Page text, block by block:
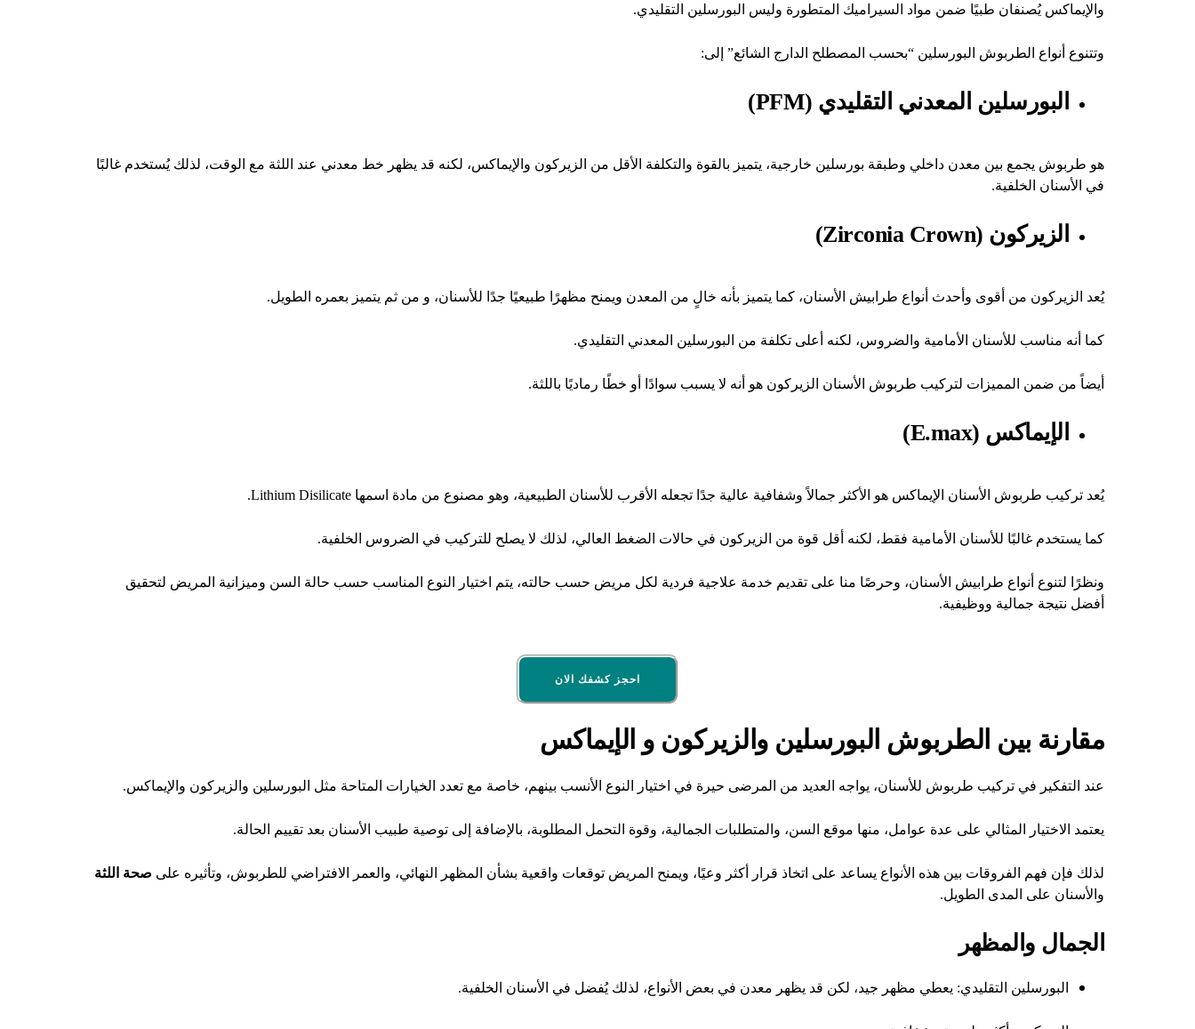
والإيماكس يُصنفان طبيًا ضمن مواد السيراميك المتطورة وليس البورسلين التقليدي.
وتتنوع أنواع الطربوش البورسلين “بحسب المصطلح الدارج الشائع” إلى:
البورسلين المعدني التقليدي (PFM)
هو طربوش يجمع بين معدن داخلي وطبقة بورسلين خارجية، يتميز بالقوة والتكلفة الأقل من الزيركون والإيماكس، لكنه قد يظهر خط معدني عند اللثة مع الوقت، لذلك يُستخدم غالبًا
في الأسنان الخلفية.
الزيركون (Zirconia Crown)
يُعد الزيركون من أقوى وأحدث أنواع طرابيش الأسنان، كما يتميز بأنه خالٍ من المعدن ويمنح مظهرًا طبيعيًا جدًا للأسنان، و من ثم يتميز بعمره الطويل.
كما أنه مناسب للأسنان الأمامية والضروس، لكنه أعلى تكلفة من البورسلين المعدني التقليدي.
أيضاً من ضمن المميزات لتركيب طربوش الأسنان الزيركون هو أنه لا يسبب سوادًا أو خطًا رماديًا باللثة.
الإيماكس (E.max)
يُعد تركيب طربوش الأسنان الإيماكس هو الأكثر جمالاً وشفافية عالية جدًا تجعله الأقرب للأسنان الطبيعية، وهو مصنوع من مادة اسمها Lithium Disilicate.
كما يستخدم غالبًا للأسنان الأمامية فقط، لكنه أقل قوة من الزيركون في حالات الضغط العالي، لذلك لا يصلح للتركيب في الضروس الخلفية.
ونظرًا لتنوع أنواع طرابيش الأسنان، وحرصًا منا على تقديم خدمة علاجية فردية لكل مريض حسب حالته، يتم اختيار النوع المناسب حسب حالة السن وميزانية المريض لتحقيق
أفضل نتيجة جمالية ووظيفية.
احجز كشفك الان
مقارنة بين الطربوش البورسلين والزيركون و الإيماكس
عند التفكير في تركيب طربوش للأسنان، يواجه العديد من المرضى حيرة في اختيار النوع الأنسب بينهم، خاصة مع تعدد الخيارات المتاحة مثل البورسلين والزيركون والإيماكس.
يعتمد الاختيار المثالي على عدة عوامل، منها موقع السن، والمتطلبات الجمالية، وقوة التحمل المطلوبة، بالإضافة إلى توصية طبيب الأسنان بعد تقييم الحالة.
لذلك فإن فهم الفروقات بين هذه الأنواع يساعد على اتخاذ قرار أكثر وعيًا، ويمنح المريض توقعات واقعية بشأن المظهر النهائي، والعمر الافتراضي للطربوش، وتأثيره على صحة اللثة
والأسنان على المدى الطويل.
الجمال والمظهر
البورسلين التقليدي: يعطي مظهر جيد، لكن قد يظهر معدن في بعض الأنواع، لذلك يُفضل في الأسنان الخلفية.